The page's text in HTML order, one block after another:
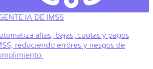
IA DE IMSS
altas, bajas, cuotas y pagos
reduciendo errores y riesgos de